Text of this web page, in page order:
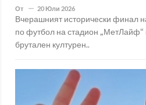
От 20 Юли 2026
Вчерашният исторически финал
по футбол на стадион
брутален културен..